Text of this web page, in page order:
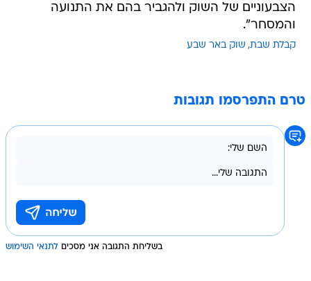
הצבעוניים של השוק ולהגביר בהם את התנועה
והמסחר".
קבלת שבת שוק באר שבע
טרם התפרסמו תגובות
בשליחת התגובה אני מסכים לתנאי השימוש